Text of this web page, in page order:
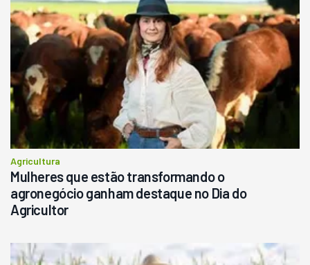
Agricultura
Mulheres que estão transformando o
agronegócio ganham destaque no Dia do
Agricultor